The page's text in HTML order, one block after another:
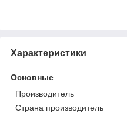
Характеристики
Основные
Производитель
Страна производитель